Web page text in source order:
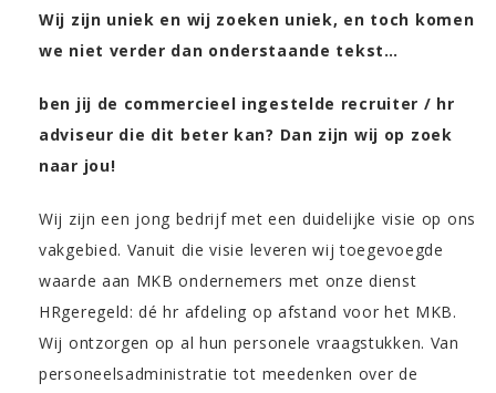
Wij zijn uniek en wij zoeken uniek, en toch komen
we niet verder dan onderstaande tekst…
ben jij de commercieel ingestelde recruiter / hr
adviseur die dit beter kan? Dan zijn wij op zoek
naar jou!
Wij zijn een jong bedrijf met een duidelijke visie op ons
vakgebied. Vanuit die visie leveren wij toegevoegde
waarde aan MKB ondernemers met onze dienst
HRgeregeld: dé hr afdeling op afstand voor het MKB.
Wij ontzorgen op al hun personele vraagstukken. Van
personeelsadministratie tot meedenken over de